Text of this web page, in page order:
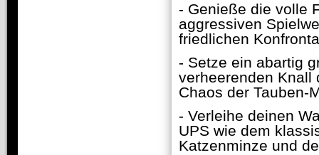
- Genieße die volle
aggressiven
friedlichen
- Setze ein abartig
verheerenden Knall
Chaos der Tauben-
- Verleihe deinen
UPS wie dem
Katzenminze und